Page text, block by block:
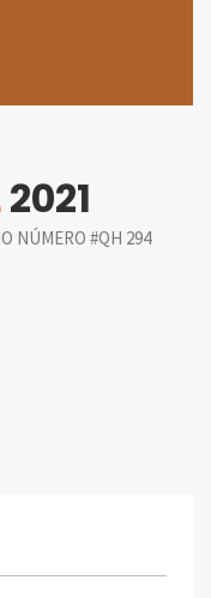
2021
NÚMERO #QH 294